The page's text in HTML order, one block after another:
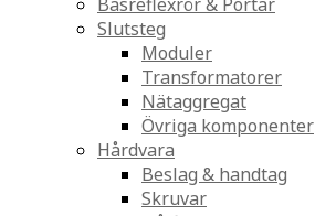
Slutsteg
Moduler
Transformatorer
Nätaggregat
Övriga komponenter
Hårdvara
Beslag & handtag
Skruvar